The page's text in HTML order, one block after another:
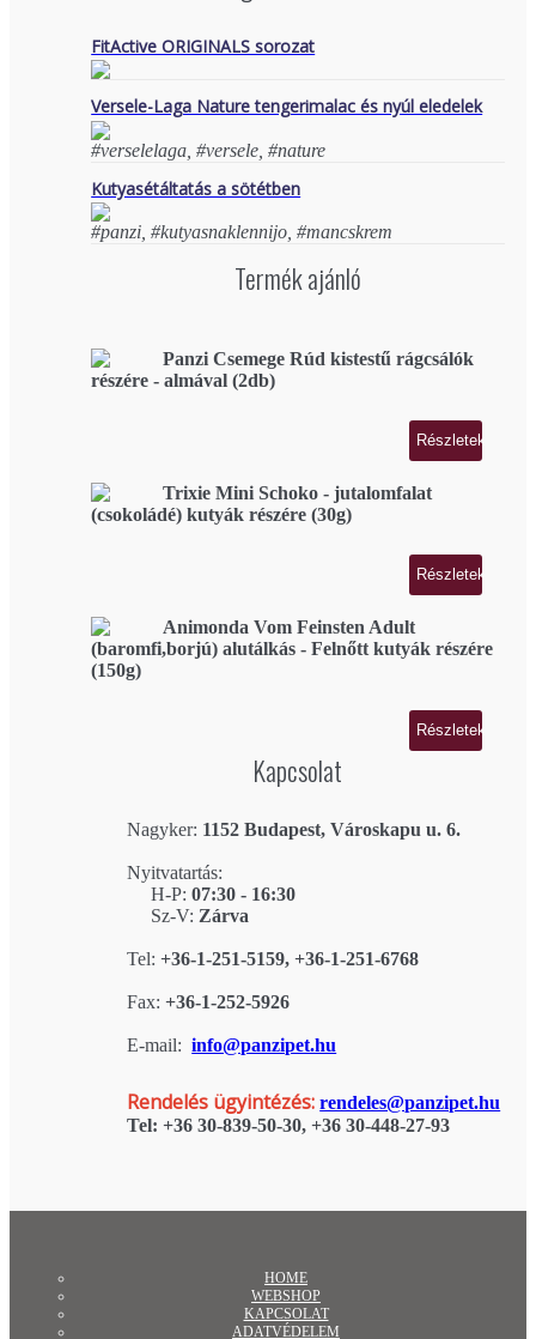
FitActive ORIGINALS sorozat
Versele-Laga Nature tengerimalac és nyúl eledelek
#verselelaga, #versele, #nature
Kutyasétáltatás a sötétben
#panzi, #kutyasnaklennijo, #mancskrem
Termék ajánló
Panzi Csemege Rúd kistestű rágcsálók
részére - almával (2db)
Részletek
Trixie Mini Schoko - jutalomfalat
(csokoládé) kutyák részére (30g)
Részletek
Animonda Vom Feinsten Adult
(baromfi,borjú) alutálkás - Felnőtt kutyák részére
(150g)
Részletek
Kapcsolat
Nagyker: 1152 Budapest, Városkapu u. 6.
Nyitvatartás:
H-P: 07:30 - 16:30
Sz-V: Zárva
Tel: +36-1-251-5159, +36-1-251-6768
Fax: +36-1-252-5926
E-mail: info@panzipet.hu
Rendelés ügyintézés: rendeles@panzipet.hu
Tel: +36 30-839-50-30, +36 30-448-27-93
HOME
WEBSHOP
KAPCSOLAT
ADATVÉDELEM